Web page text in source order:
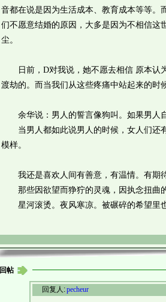
音都在说是因为生活成本、教育成本等等。
们不愿意结婚的原因，大多是因为不相信这
尘。
日前，D对我说，她不愿去相信 原本认为
渡劫的。而当我们从这些疼痛中站起来的时
余华说：男人的誓言像狗叫。如果男人自
当男人都如此说男人的时候，女人们还有
模样。
我还是喜欢人间有善意，有温情。有期待
那些因欲望而狰狞的灵魂，因执念扭曲的
星河滚烫。夜风寒凉。被碾碎的希望里也
回帖
回复人:pecheur